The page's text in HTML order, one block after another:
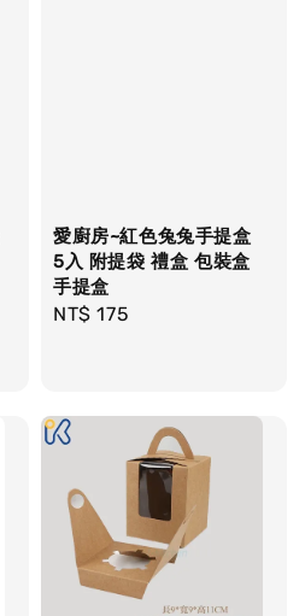
愛廚房~紅色兔兔手提盒
5入 附提袋 禮盒 包裝盒
手提盒
Regular
NT$ 175